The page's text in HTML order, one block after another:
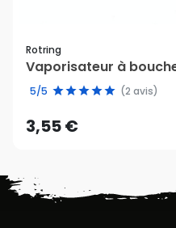
Rotring
Vaporisateur à
5/5 (2 avis)
3,55 €